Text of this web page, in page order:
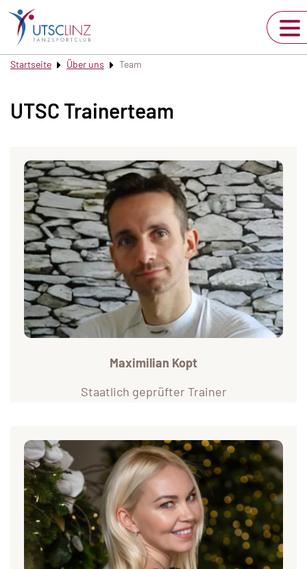
Startseite Über uns Team
UTSC Trainerteam
Maximilian Kopt
Staatlich geprüfter Trainer